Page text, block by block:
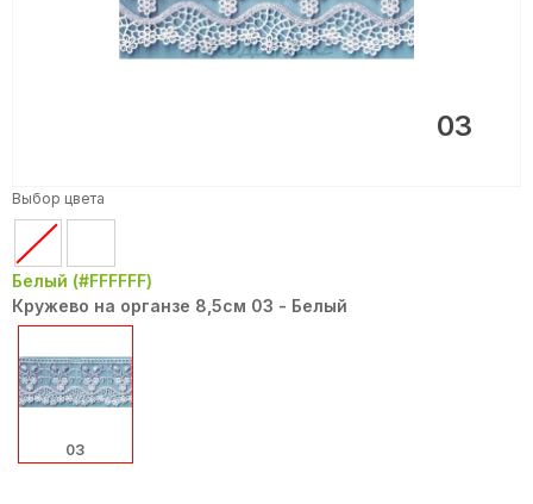
03
Выбор цвета
Белый (#FFFFFF)
Кружево на органзе 8,5см 03 - Белый
03